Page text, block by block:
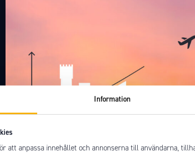
Information
att anpassa innehållet och annonserna till användarna,